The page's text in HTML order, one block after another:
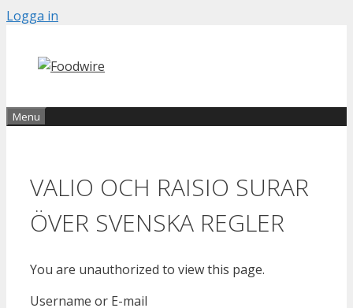
Skip
content
Logga in
Menu
VALIO OCH RAISIO SURAR
ÖVER SVENSKA REGLER
You are unauthorized to view this page.
Username or E-mail